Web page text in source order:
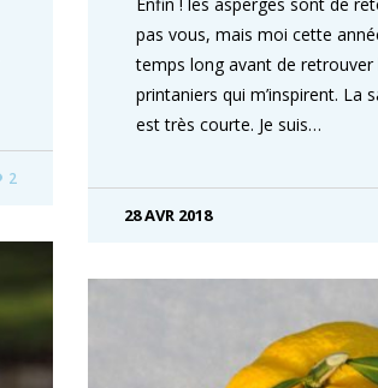
2
pas vous, mais moi cette
temps long avant de retrouver
printaniers qui m’inspirent. La
est très courte. Je suis…
28 AVR 2018